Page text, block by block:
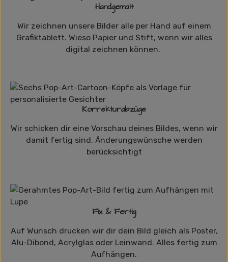
Handgemalt
Wir zeichnen unsere Bilder alle per Hand auf einem
Grafiktablett. Wieso Papier und Stift, wenn wir alles
digital zeichnen können.
Korrekturabzüge
Wir schicken dir eine Vorschau deines Bildes, wenn wir
damit fertig sind. Änderungswünsche werden
berücksichtigt
Fix & Fertig
Auf Wunsch drucken wir dir dein Bild gleich als Poster,
Alu-Dibond, Acrylglas oder Leinwand. Alles fertig zum
Aufhängen.